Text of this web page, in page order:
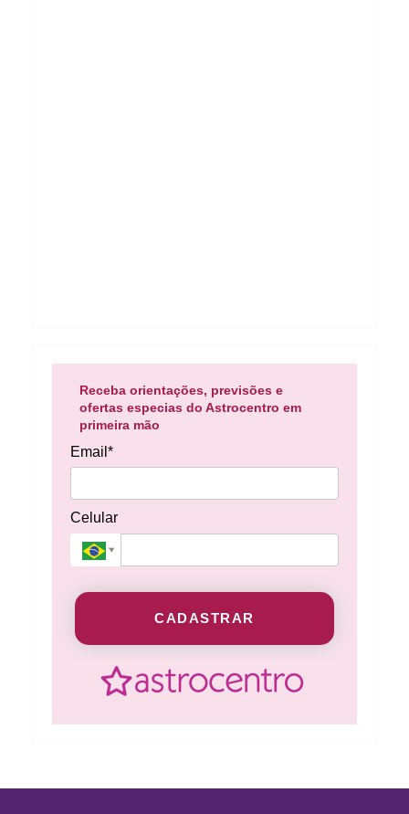
Receba orientações, previsões e
ofertas especias do Astrocentro em
primeira mão
Email*
Celular
CADASTRAR